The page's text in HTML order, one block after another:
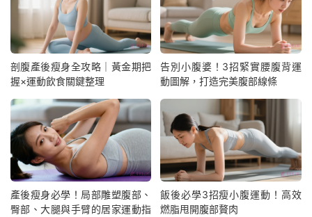
剖腹產後瘦身全攻略｜黃金期把
握×運動飲食關鍵整理
告別小腹婆！3招緊實腰腹背運
動圖解，打造完美腹部線條
產後瘦身必學！局部雕塑腹部、
臀部、大腿與手臂的居家運動指
飯後必學3招瘦小腹運動！高效
燃脂甩開腹部贅肉